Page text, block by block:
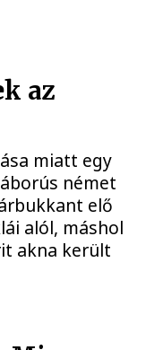
az
miatt egy
német
elő
alól, máshol
akna került